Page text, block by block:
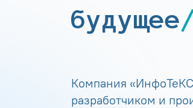
будущее
Компания
разработчиком и